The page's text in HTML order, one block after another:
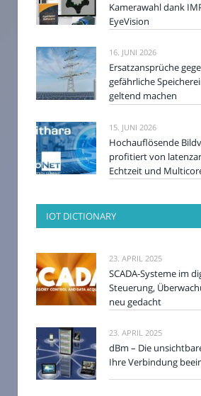
Kamerawahl dank
EyeVision
16. JUNI 2026
Ersatzansprüche
gefährliche
geltend machen
15. JUNI 2026
Hochauflösende
profitiert von
Echtzeit und
IOT DICTIONARY
23. APRIL 2025
SCADA-Systeme im
Steuerung,
neu gedacht
23. APRIL 2025
dBm – Die
Ihre Verbindung